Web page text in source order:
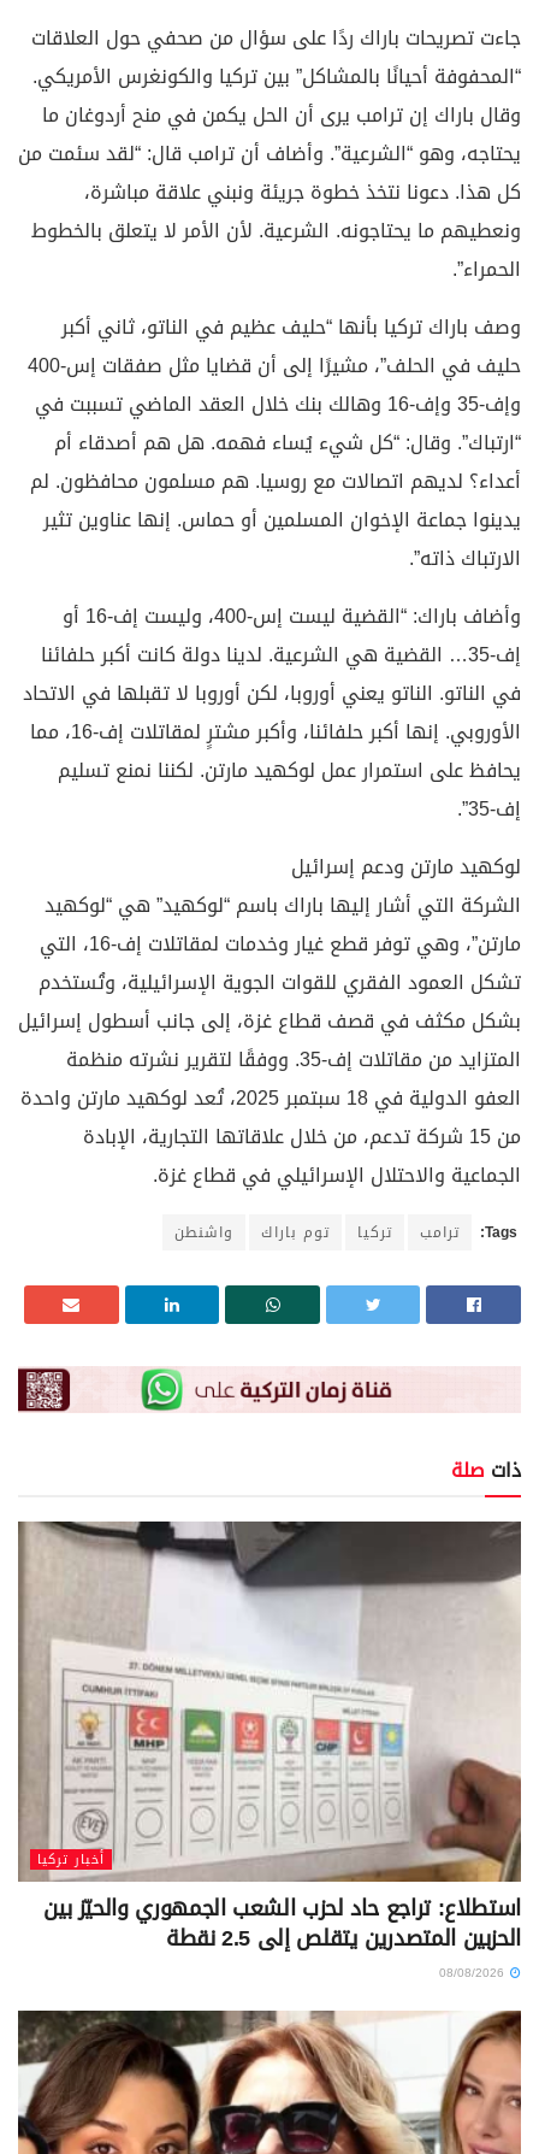
جاءت تصريحات باراك ردًا على سؤال من صحفي حول العلاقات
“المحفوفة أحيانًا بالمشاكل” بين تركيا والكونغرس الأمريكي.
وقال باراك إن ترامب يرى أن الحل يكمن في منح أردوغان ما
يحتاجه، وهو “الشرعية”. وأضاف أن ترامب قال: “لقد سئمت من
كل هذا. دعونا نتخذ خطوة جريئة ونبني علاقة مباشرة،
ونعطيهم ما يحتاجونه. الشرعية. لأن الأمر لا يتعلق بالخطوط
الحمراء”.
وصف باراك تركيا بأنها “حليف عظيم في الناتو، ثاني أكبر
حليف في الحلف”، مشيرًا إلى أن قضايا مثل صفقات إس-400
وإف-35 وإف-16 وهالك بنك خلال العقد الماضي تسببت في
“ارتباك”. وقال: “كل شيء يُساء فهمه. هل هم أصدقاء أم
أعداء؟ لديهم اتصالات مع روسيا. هم مسلمون محافظون. لم
يدينوا جماعة الإخوان المسلمين أو حماس. إنها عناوين تثير
الارتباك ذاته”.
وأضاف باراك: “القضية ليست إس-400، وليست إف-16 أو
إف-35… القضية هي الشرعية. لدينا دولة كانت أكبر حلفائنا
في الناتو. الناتو يعني أوروبا، لكن أوروبا لا تقبلها في الاتحاد
الأوروبي. إنها أكبر حلفائنا، وأكبر مشترٍ لمقاتلات إف-16، مما
يحافظ على استمرار عمل لوكهيد مارتن. لكننا نمنع تسليم
إف-35”.
لوكهيد مارتن ودعم إسرائيل
الشركة التي أشار إليها باراك باسم “لوكهيد” هي “لوكهيد
مارتن”، وهي توفر قطع غيار وخدمات لمقاتلات إف-16، التي
تشكل العمود الفقري للقوات الجوية الإسرائيلية، وتُستخدم
بشكل مكثف في قصف قطاع غزة، إلى جانب أسطول إسرائيل
المتزايد من مقاتلات إف-35. ووفقًا لتقرير نشرته منظمة
العفو الدولية في 18 سبتمبر 2025، تُعد لوكهيد مارتن واحدة
من 15 شركة تدعم، من خلال علاقاتها التجارية، الإبادة
الجماعية والاحتلال الإسرائيلي في قطاع غزة.
Tags: ترامب تركيا توم باراك واشنطن
ذات صلة
أخبار تركيا
استطلاع: تراجع حاد لحزب الشعب الجمهوري والحيّز بين
الحزبين المتصدرين يتقلص إلى 2.5 نقطة